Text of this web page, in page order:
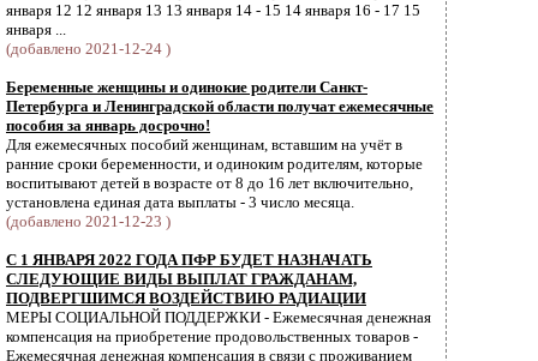
января 12 12 января 13 13 января 14 - 15 14 января 16 - 17 15
января ...
(добавлено 2021-12-24 )
Беременные женщины и одинокие родители Санкт-
Петербурга и Ленинградской области получат ежемесячные
пособия за январь досрочно!
Для ежемесячных пособий женщинам, вставшим на учёт в
ранние сроки беременности, и одиноким родителям, которые
воспитывают детей в возрасте от 8 до 16 лет включительно,
установлена единая дата выплаты - 3 число месяца.
(добавлено 2021-12-23 )
С 1 ЯНВАРЯ 2022 ГОДА ПФР БУДЕТ НАЗНАЧАТЬ
СЛЕДУЮЩИЕ ВИДЫ ВЫПЛАТ ГРАЖДАНАМ,
ПОДВЕРГШИМСЯ ВОЗДЕЙСТВИЮ РАДИАЦИИ
МЕРЫ СОЦИАЛЬНОЙ ПОДДЕРЖКИ - Ежемесячная денежная
компенсация на приобретение продовольственных товаров -
Ежемесячная денежная компенсация в связи с проживанием